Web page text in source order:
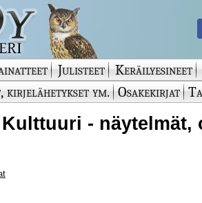
Julisteet Keräilyesineet
ym. Osakekirjat
- näytelmät,